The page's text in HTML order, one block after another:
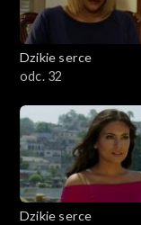
Dzikie serce
odc. 32
Dzikie serce